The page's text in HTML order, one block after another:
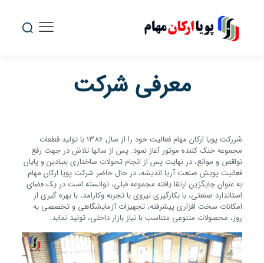
معرفی شرکت
شررکت پویا ارکان مهام فعالیت خود را از سال 1386 با تولید قطعات
مجموعه خنک کننده موتور آغاز نمود. پس از سالها تلاش در جهت رفع
نواقص و موانع، در نهایت پس از انجام تحولات ساختاری بنیادین و پایان
فعالیت پویش صنعت آریا اندیشه، در حال حاضر شرکت پویا ارکان مهام
به عنوان جایگزین ارتقا یافته مجموعه قبلی، توانسته است در یک فضای
استاندارد صنعتی، با بکارگیری نیروی با تجربه وکارامد، با بهره گیری از
امکانات سخت افزاری پیشرفته، تجهیزات آزمایشگاهی و تخصصی به
روز، محصولات متنوعی متناسب با نیاز بازار داخلی، تولید نماید.